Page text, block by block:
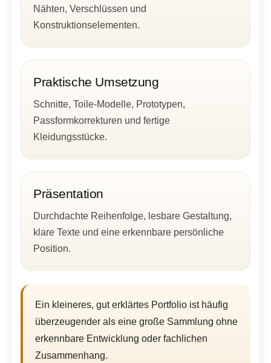
Nähten, Verschlüssen und
Konstruktionselementen.
Praktische Umsetzung
Schnitte, Toile-Modelle, Prototypen,
Passformkorrekturen und fertige
Kleidungsstücke.
Präsentation
Durchdachte Reihenfolge, lesbare Gestaltung,
klare Texte und eine erkennbare persönliche
Position.
Ein kleineres, gut erklärtes Portfolio ist häufig
überzeugender als eine große Sammlung ohne
erkennbare Entwicklung oder fachlichen
Zusammenhang.